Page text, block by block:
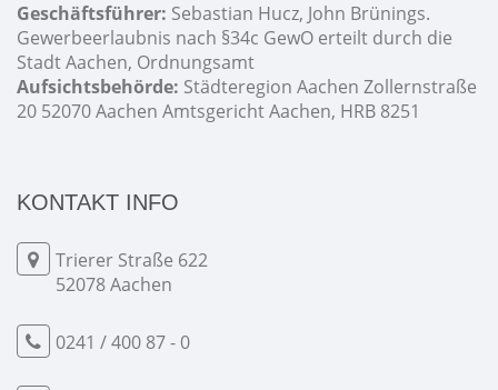
Geschäftsführer: Sebastian Hucz, John Brünings.
Gewerbeerlaubnis nach §34c GewO erteilt durch die
Stadt Aachen, Ordnungsamt
Aufsichtsbehörde: Städteregion Aachen Zollernstraße
20 52070 Aachen Amtsgericht Aachen, HRB 8251
KONTAKT INFO
Trierer Straße 622
52078 Aachen
0241 / 400 87 - 0